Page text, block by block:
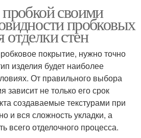
своими
пробковых
стен
покрытие, нужно точно
изделия будет наиболее
От правильного выбора
зависит не только его срок
создаваемые текстурами при
и вся сложность укладки, а
всего отделочного процесса.